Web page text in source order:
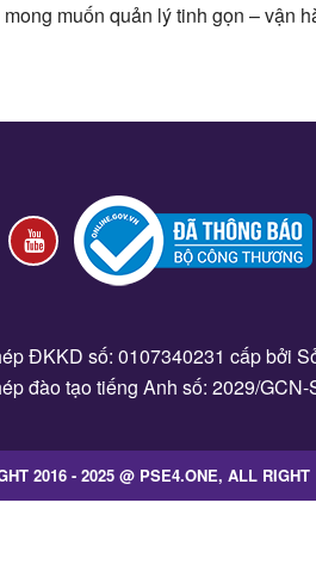
muốn quản lý tinh gọn – vận
ĐKKD số: 0107340231 cấp bởi
đào tạo tiếng Anh số: 2029/
2016 - 2025 @ PSE4.ONE, ALL